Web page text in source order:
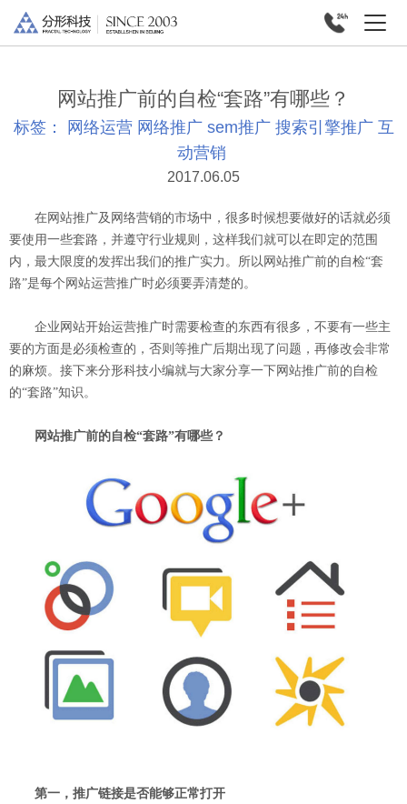
网站推广前的自检“套路”有哪些？
标签： 网络运营 网络推广 sem推广 搜索引擎推广 互
动营销
2017.06.05
在网站推广及网络营销的市场中，很多时候想要做好的话就必须
要使用一些套路，并遵守行业规则，这样我们就可以在即定的范围
内，最大限度的发挥出我们的推广实力。所以网站推广前的自检“套
路”是每个网站运营推广时必须要弄清楚的。
企业网站开始运营推广时需要检查的东西有很多，不要有一些主
要的方面是必须检查的，否则等推广后期出现了问题，再修改会非常
的麻烦。接下来分形科技小编就与大家分享一下网站推广前的自检
的“套路”知识。
网站推广前的自检“套路”有哪些？
第一，推广链接是否能够正常打开